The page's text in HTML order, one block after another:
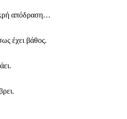
απόδραση…
έχει βάθος.